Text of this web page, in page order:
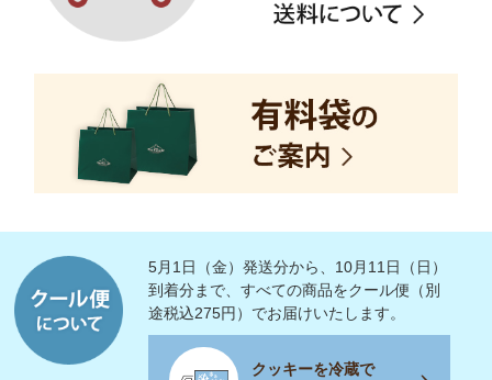
5月1日（金）発送分から、10月11日（日）
到着分まで、すべての商品をクール便（別
途税込275円）でお届けいたします。
クッキーを冷蔵で